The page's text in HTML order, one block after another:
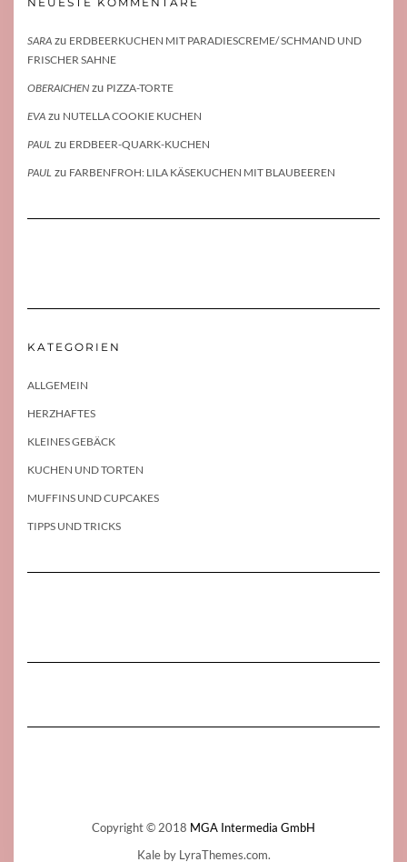
SARA zu ERDBEERKUCHEN MIT PARADIESCREME/ SCHMAND UND
FRISCHER SAHNE
OBERAICHEN zu PIZZA-TORTE
EVA zu NUTELLA COOKIE KUCHEN
PAUL zu ERDBEER-QUARK-KUCHEN
PAUL zu FARBENFROH: LILA KÄSEKUCHEN MIT BLAUBEEREN
KATEGORIEN
ALLGEMEIN
HERZHAFTES
KLEINES GEBÄCK
KUCHEN UND TORTEN
MUFFINS UND CUPCAKES
TIPPS UND TRICKS
Copyright © 2018 MGA Intermedia GmbH
Kaleby LyraThemes.com.